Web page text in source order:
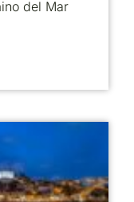
del Mar